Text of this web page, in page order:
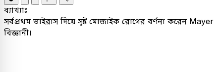
ব্যাখ্যাঃ
সর্বপ্রথম ভাইরাস দিয়ে সৃষ্ট মােজাইক রােগের বর্ণনা করেন Mayer
বিজ্ঞানী।